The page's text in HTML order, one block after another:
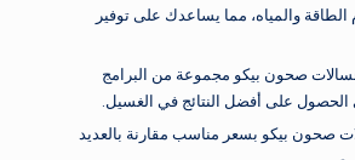
والمياه، مما يساعدك على توفير
صحون بيكو مجموعة من البرامج
الحصول على أفضل النتائج في الغسيل.
صحون بيكو بسعر مناسب مقارنة بالعديد